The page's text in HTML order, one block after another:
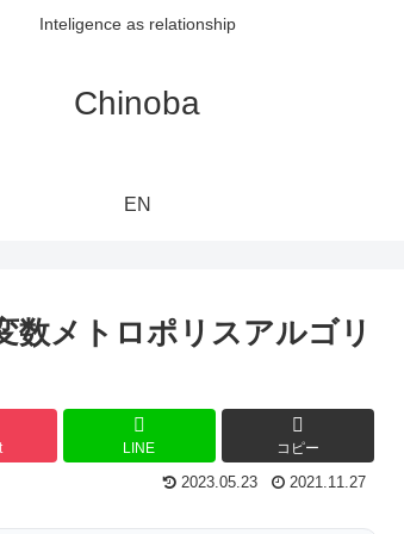
Inteligence as relationship
Chinoba
EN
数メトロポリスアルゴリ
LINE コピー
2023.05.23 2021.11.27